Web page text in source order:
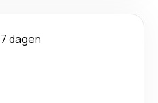
7 dagen